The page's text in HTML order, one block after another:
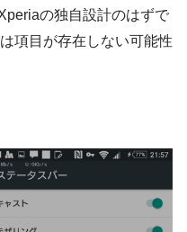
の独自設計のはずで
項目が存在しない可能性